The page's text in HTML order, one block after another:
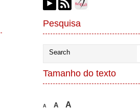
Pesquisa
Tamanho do texto
A A A